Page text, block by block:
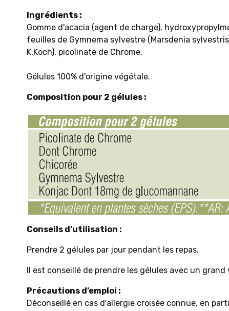
Ingrédients :
Gomme d'acacia (agent de charge),
feuilles de Gymnema sylvestre (Marsdenia
K.Koch), picolinate de Chrome.
Gélules 100% d'origine végétale.
Composition pour 2 gélules :
Conseils d’utilisation :
Prendre 2 gélules par jour pendant les repas.
Il est conseillé de prendre les gélules avec un grand
Précautions d’emploi :
Déconseillé en cas d'allergie croisée connue, en